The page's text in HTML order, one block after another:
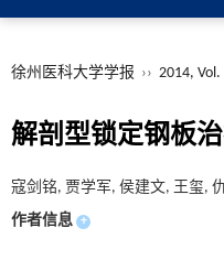
徐州医科大学学报 ›› 2014, Vol.
解剖型锁定钢板
寇剑铭, 贾学军, 侯建文, 王玺,
作者信息 +